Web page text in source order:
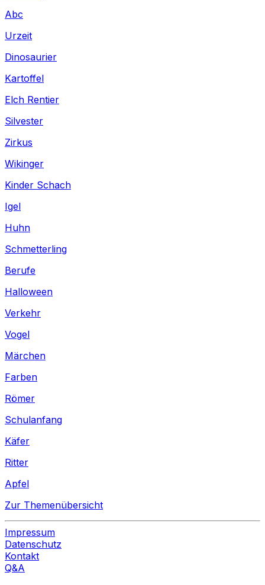
Abc
Urzeit
Dinosaurier
Kartoffel
Elch Rentier
Silvester
Zirkus
Wikinger
Kinder Schach
Igel
Huhn
Schmetterling
Berufe
Halloween
Verkehr
Vogel
Märchen
Farben
Römer
Schulanfang
Käfer
Ritter
Apfel
Zur Themenübersicht
Impressum
Datenschutz
Kontakt
Q&A